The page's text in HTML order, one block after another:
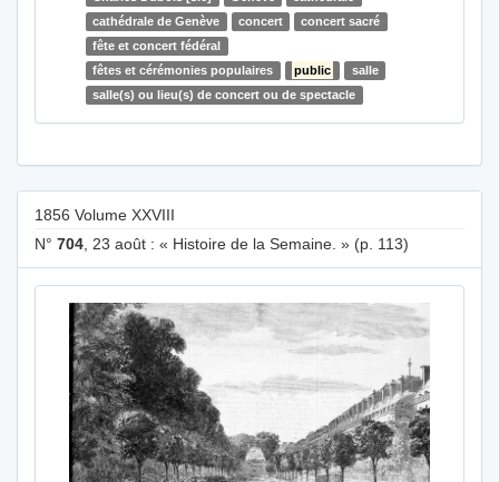
cathédrale de Genève
concert
concert sacré
fête et concert fédéral
fêtes et cérémonies populaires
public
salle
salle(s) ou lieu(s) de concert ou de spectacle
1856 Volume XXVIII
N° 704 , 23 août : « Histoire de la Semaine. » (p. 113)